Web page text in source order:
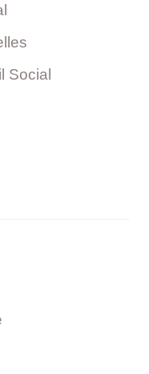
Social